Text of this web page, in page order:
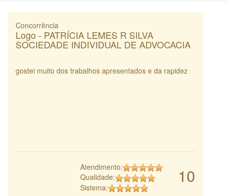
Concorrência
Logo - PATRÍCIA LEMES R SILVA
SOCIEDADE INDIVIDUAL DE ADVOCACIA
gostei muito dos trabalhos apresentados e da rapidez
10
Atendimento:
Qualidade:
Sistema: